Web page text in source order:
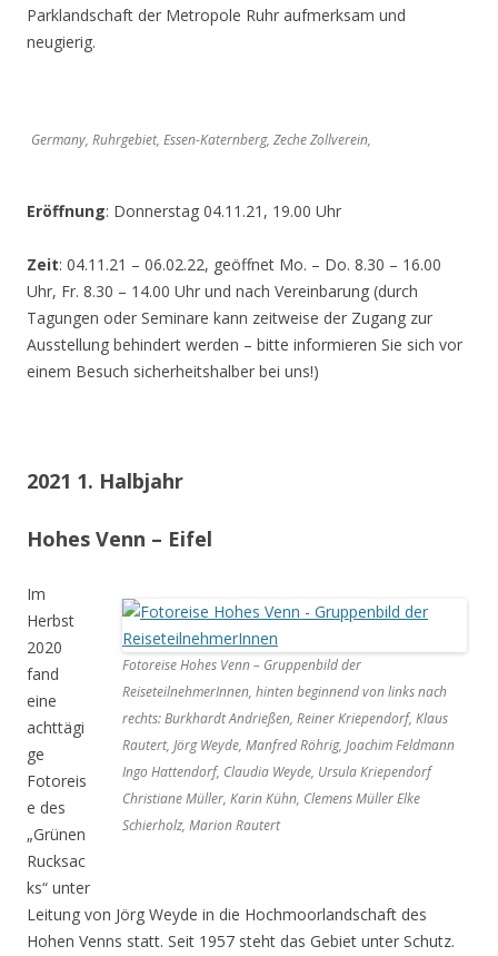
Parklandschaft der Metropole Ruhr aufmerksam und
neugierig.
Germany, Ruhrgebiet, Essen-Katernberg, Zeche Zollverein,
Eröffnung: Donnerstag 04.11.21, 19.00 Uhr
Zeit: 04.11.21 – 06.02.22, geöffnet Mo. – Do. 8.30 – 16.00
Uhr, Fr. 8.30 – 14.00 Uhr und nach Vereinbarung (durch
Tagungen oder Seminare kann zeitweise der Zugang zur
Ausstellung behindert werden – bitte informieren Sie sich vor
einem Besuch sicherheitshalber bei uns!)
2021 1. Halbjahr
Hohes Venn – Eifel
Fotoreise Hohes Venn – Gruppenbild der
ReiseteilnehmerInnen, hinten beginnend von links nach
rechts: Burkhardt Andrießen, Reiner Kriependorf, Klaus
Rautert, Jörg Weyde, Manfred Röhrig, Joachim Feldmann
Ingo Hattendorf, Claudia Weyde, Ursula Kriependorf
Christiane Müller, Karin Kühn, Clemens Müller Elke
Schierholz, Marion Rautert
Im
Herbst
2020
fand
eine
achttägi
ge
Fotoreis
e des
„Grünen
Rucksac
ks“ unter
Leitung von Jörg Weyde in die Hochmoorlandschaft des
Hohen Venns statt. Seit 1957 steht das Gebiet unter Schutz.